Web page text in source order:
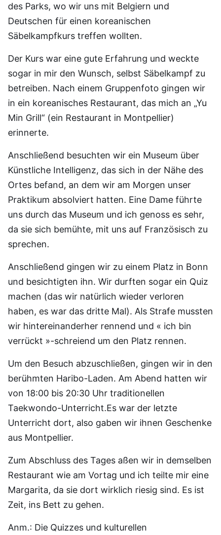
des Parks, wo wir uns mit Belgiern und
Deutschen für einen koreanischen
Säbelkampfkurs treffen wollten.
Der Kurs war eine gute Erfahrung und weckte
sogar in mir den Wunsch, selbst Säbelkampf zu
betreiben. Nach einem Gruppenfoto gingen wir
in ein koreanisches Restaurant, das mich an „Yu
Min Grill“ (ein Restaurant in Montpellier)
erinnerte.
Anschließend besuchten wir ein Museum über
Künstliche Intelligenz, das sich in der Nähe des
Ortes befand, an dem wir am Morgen unser
Praktikum absolviert hatten. Eine Dame führte
uns durch das Museum und ich genoss es sehr,
da sie sich bemühte, mit uns auf Französisch zu
sprechen.
Anschließend gingen wir zu einem Platz in Bonn
und besichtigten ihn. Wir durften sogar ein Quiz
machen (das wir natürlich wieder verloren
haben, es war das dritte Mal). Als Strafe mussten
wir hintereinanderher rennend und « ich bin
verrückt »-schreiend um den Platz rennen.
Um den Besuch abzuschließen, gingen wir in den
berühmten Haribo-Laden. Am Abend hatten wir
von 18:00 bis 20:30 Uhr traditionellen
Taekwondo-Unterricht.Es war der letzte
Unterricht dort, also gaben wir ihnen Geschenke
aus Montpellier.
Zum Abschluss des Tages aßen wir in demselben
Restaurant wie am Vortag und ich teilte mir eine
Margarita, da sie dort wirklich riesig sind. Es ist
Zeit, ins Bett zu gehen.
Anm.: Die Quizzes und kulturellen